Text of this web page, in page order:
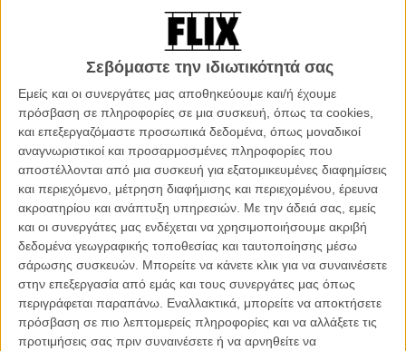
Σεβόμαστε την ιδιωτικότητά σας
Εμείς και οι συνεργάτες μας αποθηκεύουμε και/ή έχουμε
πρόσβαση σε πληροφορίες σε μια συσκευή, όπως τα cookies,
και επεξεργαζόμαστε προσωπικά δεδομένα, όπως μοναδικοί
αναγνωριστικοί και προσαρμοσμένες πληροφορίες που
αποστέλλονται από μια συσκευή για εξατομικευμένες διαφημίσεις
και περιεχόμενο, μέτρηση διαφήμισης και περιεχομένου, έρευνα
ακροατηρίου και ανάπτυξη υπηρεσιών. Με την άδειά σας, εμείς
και οι συνεργάτες μας ενδέχεται να χρησιμοποιήσουμε ακριβή
δεδομένα γεωγραφικής τοποθεσίας και ταυτοποίησης μέσω
σάρωσης συσκευών. Μπορείτε να κάνετε κλικ για να συναινέσετε
στην επεξεργασία από εμάς και τους συνεργάτες μας όπως
περιγράφεται παραπάνω. Εναλλακτικά, μπορείτε να αποκτήσετε
πρόσβαση σε πιο λεπτομερείς πληροφορίες και να αλλάξετε τις
προτιμήσεις σας πριν συναινέσετε ή να αρνηθείτε να
το «Deep End» θα έλεγε κανείς ότι είναι η απόλυτη ταινία πισίνας,
κυρίως για τις σκηνές που διαδραματίζονται όταν αυτή είναι άδεια.
Το Flix βουτάει στις πισίνες του σινεμά
#1 The Swimmer του Φρανκ Πέρι (1968)